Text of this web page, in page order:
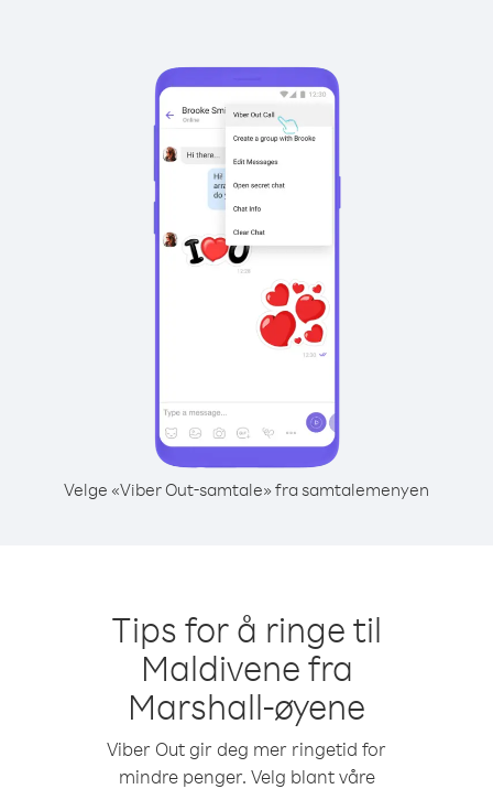
Velge «Viber Out-samtale» fra samtalemenyen
Tips for å ringe til
Maldivene fra
Marshall-øyene
Viber Out gir deg mer ringetid for
mindre penger. Velg blant våre